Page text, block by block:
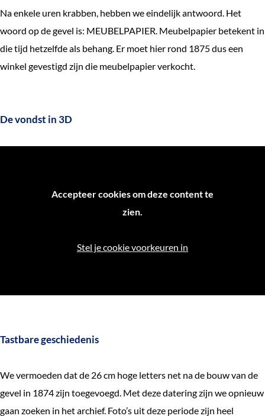
Na enkele uren krabben, hebben we eindelijk antwoord. Het
woord op de gevel is: MEUBELPAPIER. Meubelpapier betekent in
die tijd hetzelfde als behang. Er moet hier rond 1875 dus een
winkel gevestigd zijn die meubelpapier verkocht.
De vondst in 3D
Accepteer cookies om deze content te
zien.
Stel je cookie voorkeuren in
Tastbare geschiedenis
We vermoeden dat de 26 cm hoge letters net na de bouw van de
gevel in 1874 zijn toegevoegd. Met deze datering zijn we opnieuw
gaan zoeken in het archief. Foto’s uit deze periode zijn heel